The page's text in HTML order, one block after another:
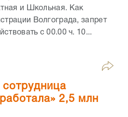
и Школьная. Как
Волгограда, запрет
с 00.00 ч. 10...
сотрудница
2,5 млн